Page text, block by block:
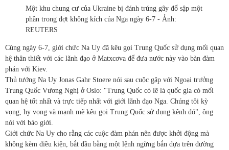
Một khu chung cư của Ukraine bị đánh trúng gây đổ sập một
phần trong đợt không kích của Nga ngày 6-7 - Ảnh:
REUTERS
Cùng ngày 6-7, giới chức Na Uy đã kêu gọi Trung Quốc sử dụng mối quan
hệ thân thiết với các lãnh đạo ở Matxcơva để đưa nước này vào bàn đàm
phán với Kiev.
Thủ tướng Na Uy Jonas Gahr Stoere nói sau cuộc gặp với Ngoại trưởng
Trung Quốc Vương Nghị ở Oslo: "Trung Quốc có lẽ là quốc gia có mối
quan hệ tốt nhất và trực tiếp nhất với giới lãnh đạo Nga. Chúng tôi kỳ
vọng, hy vọng và mạnh mẽ kêu gọi Trung Quốc sử dụng kênh đó", ông
nói với báo giới.
Giới chức Na Uy cho rằng các cuộc đàm phán nên được khởi động mà
không kèm điều kiện, bắt đầu bằng một lệnh ngừng bắn dựa trên đường